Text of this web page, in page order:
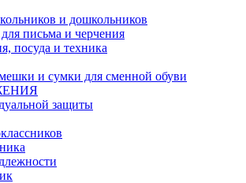
и дошкольников
письма и черчения
посуда и техника
и сумки для сменной обуви
защиты